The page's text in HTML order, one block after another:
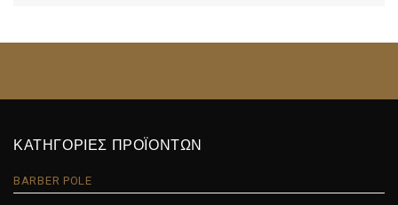
IMMORTAL NYC
jRL PROFESSIONAL
ΚΑΤΗΓΟΡΙΕΣ ΠΡΟΪΟΝΤΩΝ
BARBER POLE